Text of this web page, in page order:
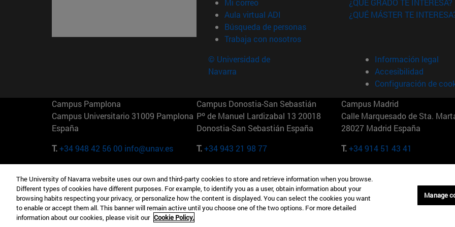
Mi correo
Aula virtual ADI (abre en nueva ventana)
Búsqueda de personas(abre en nueva ventana)
Trabaja con nosotros(abre en nueva ventana)
¿QUÉ GRADO TE INTERESA?
¿QUÉ MÁSTER TE
© Universidad de
Navarra
Información legal
Accesibilidad
Configuración de
Campus Pamplona
Campus Universitario 31009 Pamplona
España
T.+34 948 42 56 00 info@unav.es
Campus Donostia-San Sebastián
Pº de Manuel Lardizabal 13 20018
Donostia-San Sebastián España
T.+34 943 21 98 77
Campus Madrid
Calle Marquesado de Sta.
28027 Madrid España
T.+34 914 51 43 41
Camino del Cerro Águila 3 28023
Madrid España
T.+34 912 11 30 00
165 W 57th St 10019-2201 Nueva York
EE.UU
T.+1 646 346 8850
Maria-Theresia-Straße 15
Múnich Alemania
T.+49 89 24209790
The University of Navarra website uses our own and third-party cookies to store and retrieve information when you browse.
Different types of cookies have different purposes. For example, to identify you as a user, obtain information about your
browsing habits respecting your privacy, or personalize how the content is displayed. You can select the cookies you want
to enable or accept them all. This banner will remain active until you choose one of the two options. For more detailed
information about our cookies, please visit our Cookie Policy.
Manage